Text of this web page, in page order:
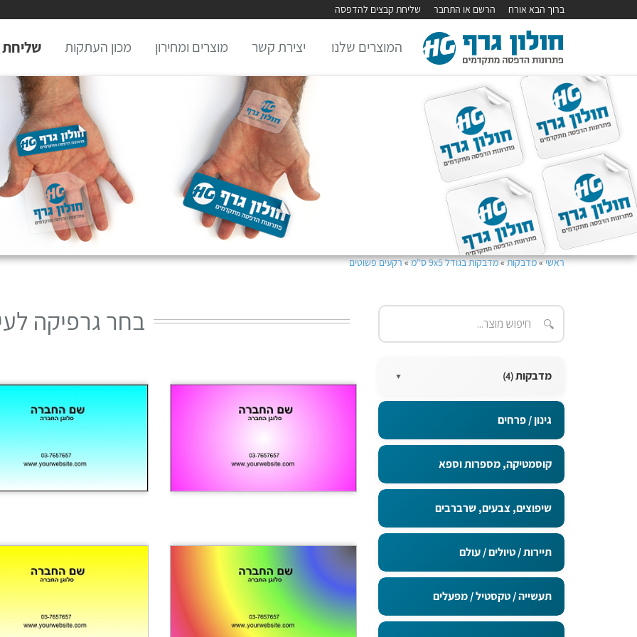
ברוך הבא אורח הרשם או התחבר שליחת קבצים להדפסה
המוצרים שלנו יצירת קשר מוצרים ומחירון מכון העתקות
ראשי»מדבקות»מדבקות בגודל 9x5 ס"מ »רקעים פשוטים
🔍
מדבקות(4)
▼
מדבקות בגודל 15X10 ס"מ
מדבקות בגודל 20X5 ס"מ
מדבקות בגודל 9x5 ס"מ
גינון / פרחים
קוסמטיקה, מספרות וספא
שיפוצים, צבעים, שרברבים
תיירות / טיולים / עולם
תעשייה / טקסטיל / מפעלים
בחר גרפיקה